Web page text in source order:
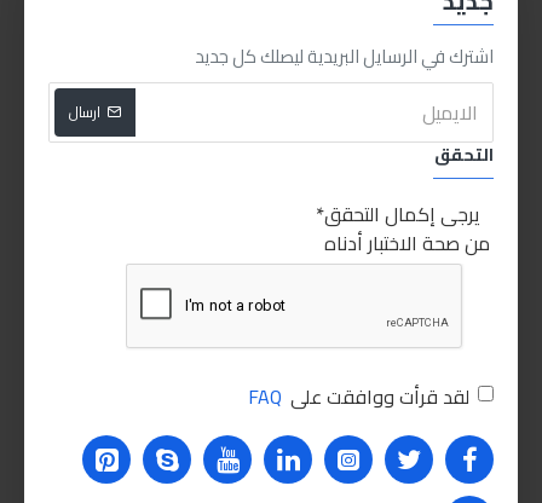
اشترك في الرسايل البريدية ليصلك كل جديد
ارسال
التحقق
يرجى إكمال التحقق
من صحة الاختبار أدناه
لقد قرأت ووافقت على FAQ
اشتري الان اشتري الان
للاسف غير متوفر حاليا
Sabry Stores
2724276601669
35.00LE
متوفر
durmiri
Sabry stores
175.00LE